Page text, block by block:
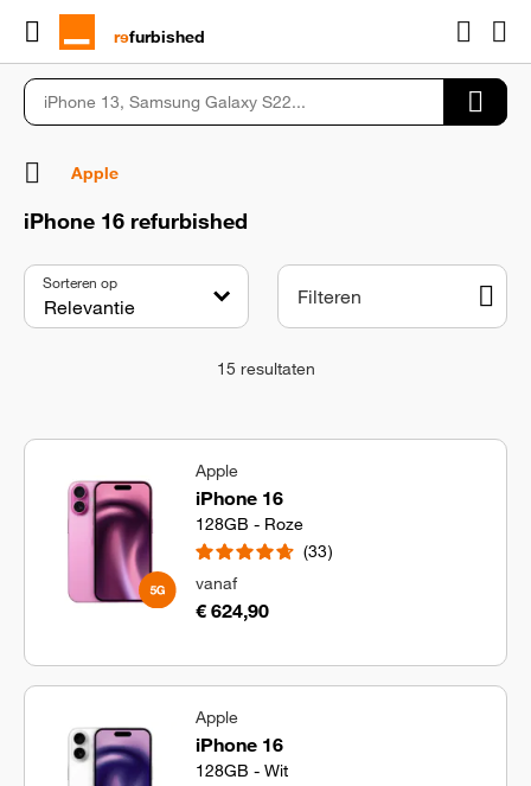
rɘfurbished
Apple
iPhone 16 refurbished
15 resultaten
Sorteren op
Filteren
Apple
iPhone 16
128GB - Roze
33
vanaf
€ 624,90
Apple
iPhone 16
128GB - Wit